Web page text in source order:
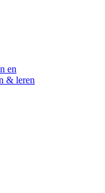
en
& leren